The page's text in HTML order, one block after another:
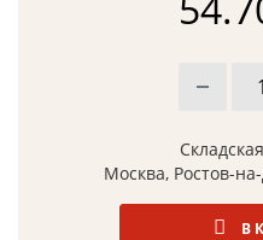
Москва, Ростов-
В